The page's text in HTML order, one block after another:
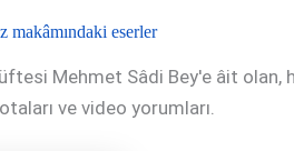
makâmındaki eserler
Mehmet Sâdi Bey'e âit olan,
ve video yorumları.